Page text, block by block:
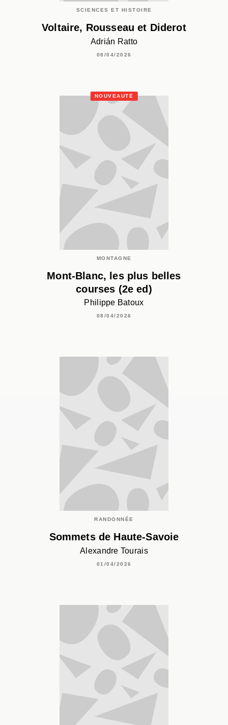
SCIENCES ET HISTOIRE
Voltaire, Rousseau et Diderot
Adrián Ratto
08/04/2026
NOUVEAUTÉ
MONTAGNE
Mont-Blanc, les plus belles
courses (2e ed)
Philippe Batoux
08/04/2026
RANDONNÉE
Sommets de Haute-Savoie
Alexandre Tourais
01/04/2026